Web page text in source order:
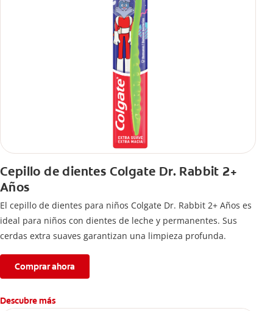
Cepillo de dientes Colgate Dr. Rabbit 2+
Años
El cepillo de dientes para niños Colgate Dr. Rabbit 2+ Años es
ideal para niños con dientes de leche y permanentes. Sus
cerdas extra suaves garantizan una limpieza profunda.
Comprar ahora
Descubre más